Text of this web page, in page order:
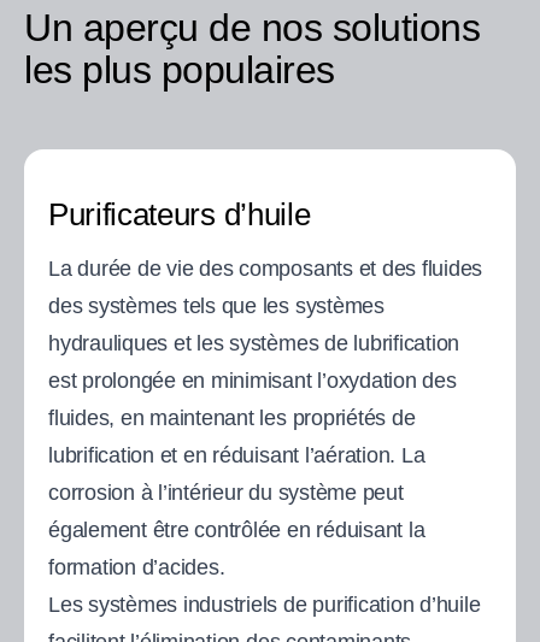
Un aperçu de nos solutions
les plus populaires
Purificateurs d’huile
La durée de vie des composants et des fluides
des systèmes tels que les systèmes
hydrauliques et les systèmes de lubrification
est prolongée en minimisant l’oxydation des
fluides, en maintenant les propriétés de
lubrification et en réduisant l’aération. La
corrosion à l’intérieur du système peut
également être contrôlée en réduisant la
formation d’acides.
Les systèmes industriels de purification d’huile